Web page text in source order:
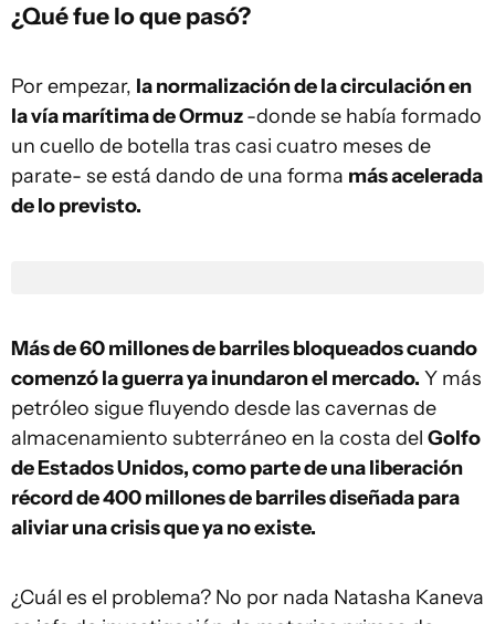
¿Qué fue lo que pasó?
Por empezar, la normalización de la circulación en
la vía marítima de Ormuz-donde se había formado
un cuello de botella tras casi cuatro meses de
parate- se está dando de una forma más acelerada
de lo previsto.
Más de 60 millones de barriles bloqueados cuando
comenzó la guerra ya inundaron el mercado. Y más
petróleo sigue fluyendo desde las cavernas de
almacenamiento subterráneo en la costa del Golfo
de Estados Unidos, como parte de una liberación
récord de 400 millones de barriles diseñada para
aliviar una crisis que ya no existe.
¿Cuál es el problema? No por nada Natasha Kaneva